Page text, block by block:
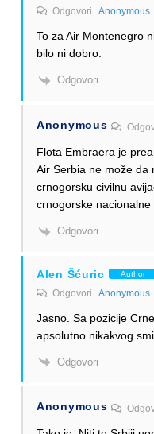
Odgovori Anonymous
To za Air Montenegro
bilo ni dobro.
Odgovori
Anonymous
Flota Embraera je
Air Serbia ne može da
crnogorsku civilnu
crnogorske nacionalne
Odgovori
Alen Šćuric Author
Odgovori Anonymous
Jasno. Sa pozicije
apsolutno nikakvog
Odgovori
Anonymous